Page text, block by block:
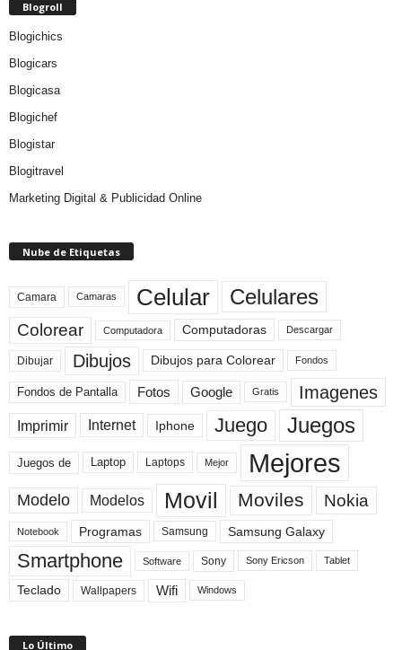
Blogroll
Blogichics
Blogicars
Blogicasa
Blogichef
Blogistar
Blogitravel
Marketing Digital & Publicidad Online
Nube de Etiquetas
Camara Camaras Celular Celulares
Colorear Computadora Computadoras Descargar
Dibujar Dibujos Dibujos para Colorear Fondos
Fondos de Pantalla Fotos Google Gratis Imagenes
Imprimir Internet Iphone Juego Juegos
Juegos de Laptop Laptops Mejor Mejores
Modelo Modelos Movil Moviles Nokia
Notebook Programas Samsung Samsung Galaxy
Smartphone Software Sony Sony Ericson Tablet
Teclado Wallpapers Wifi Windows
Lo Último